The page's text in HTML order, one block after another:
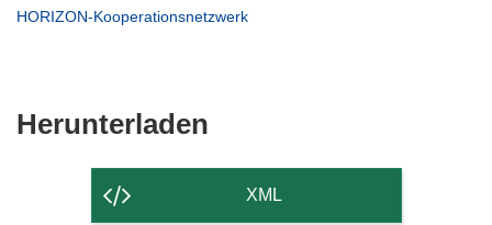
Fenster)
HORIZON-Kooperationsnetzwerk
Herunterladen
derXML